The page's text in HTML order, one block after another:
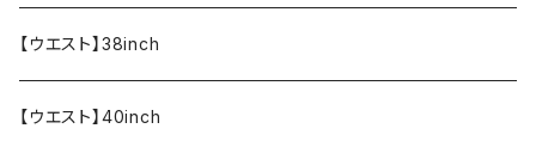
【ウエスト】38inch
【ウエスト】40inch